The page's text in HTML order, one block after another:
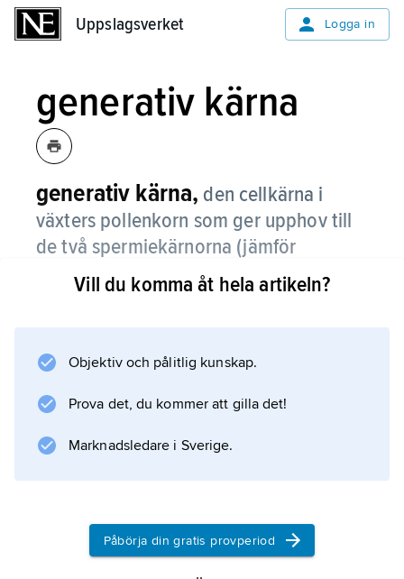
Uppslagsverket Logga in
generativ kärna
generativ kärna, den cellkärna i
växters pollenkorn som ger upphov till
de två spermiekärnorna (jämför
befruktning ).
Vill du komma åt hela artikeln?
Objektiv och pålitlig kunskap.
Prova det, du kommer att gilla det!
Marknadsledare i Sverige.
Påbörja din gratis provperiod